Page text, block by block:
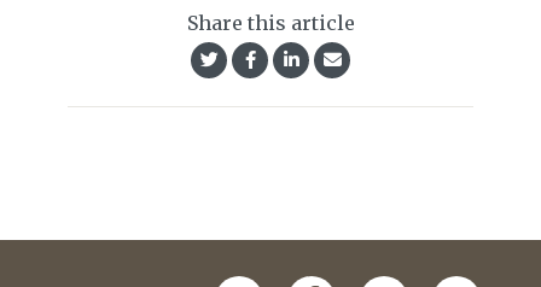
Share this article